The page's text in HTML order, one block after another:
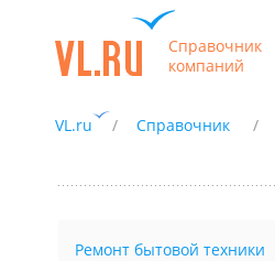
Справочник
компаний
VL.ru Справочник
Ремонт бытовой техники